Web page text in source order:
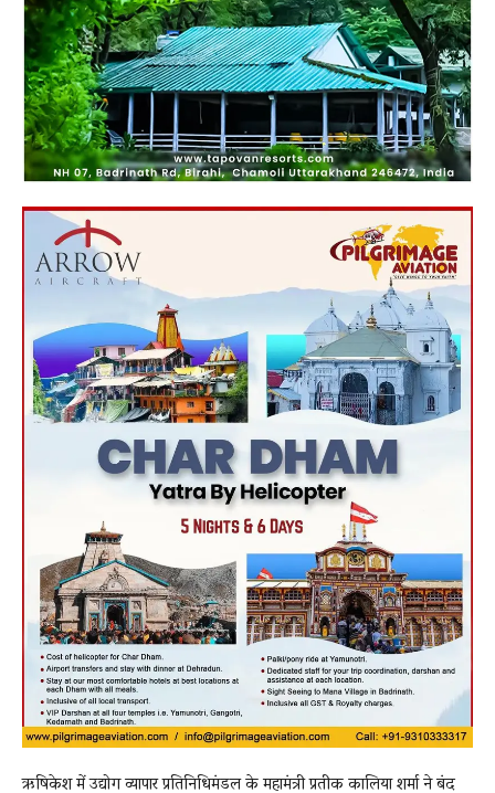
ऋषिकेश में उद्योग व्यापार प्रतिनिधिमंडल के महामंत्री प्रतीक कालिया शर्मा ने बंद